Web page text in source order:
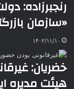
رنجبرزاده:
«سازمان
۱۴۰۲/۱۱/۱۰
خضریان:
هیئت مدیره